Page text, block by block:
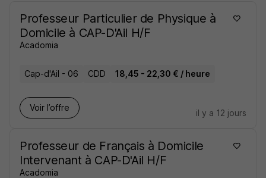
Professeur Particulier de Physique à
Domicile à CAP-D'Ail H/F
Acadomia
Cap-d'Ail - 06 CDD 18,45 - 22,30 € / heure
Voir l’offre
il y a 12 jours
Professeur de Français à Domicile
Intervenant à CAP-D'Ail H/F
Acadomia